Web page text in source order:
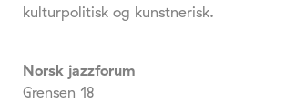
kulturpolitisk og kunstnerisk.
Norsk jazzforum
Grensen 18